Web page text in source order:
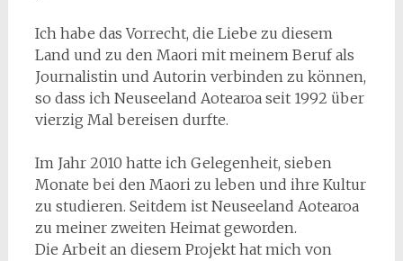
Ich habe das Vorrecht, die Liebe zu diesem
Land und zu den Maori mit meinem Beruf als
Journalistin und Autorin verbinden zu können,
so dass ich Neuseeland Aotearoa seit 1992 über
vierzig Mal bereisen durfte.
Im Jahr 2010 hatte ich Gelegenheit, sieben
Monate bei den Maori zu leben und ihre Kultur
zu studieren. Seitdem ist Neuseeland Aotearoa
zu meiner zweiten Heimat geworden.
Die Arbeit an diesem Projekt hat mich von